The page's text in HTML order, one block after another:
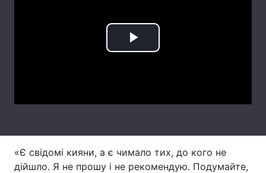
Play
«Є свідомі кияни, а є чимало тих, до кого не
дійшло. Я не прошу і не рекомендую. Подумайте,